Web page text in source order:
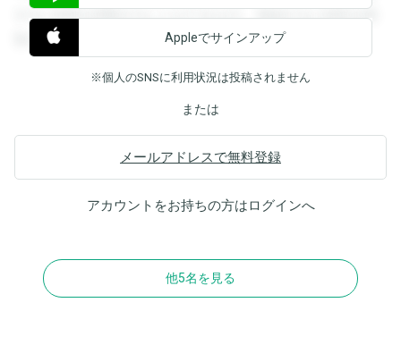
すると回答を閲覧することができます。登録すると回答を閲
覧することができます。
Appleでサインアップ
※個人のSNSに利用状況は投稿されません
または
メールアドレスで無料登録
アカウントをお持ちの方はログインへ
他5名を見る